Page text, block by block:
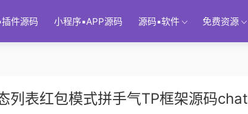
件源码 小程序▪APP源码 源码▪软件 免费资源
列表红包模式拼手气TP框架源码chat